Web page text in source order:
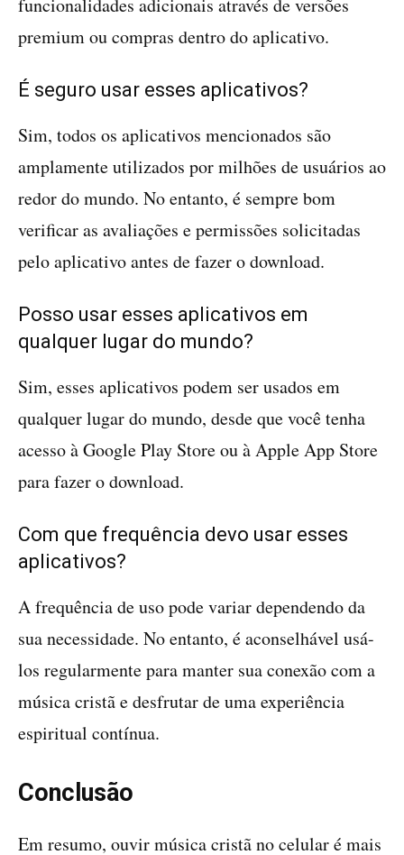
funcionalidades adicionais através de versões
premium ou compras dentro do aplicativo.
É seguro usar esses aplicativos?
Sim, todos os aplicativos mencionados são
amplamente utilizados por milhões de usuários ao
redor do mundo. No entanto, é sempre bom
verificar as avaliações e permissões solicitadas
pelo aplicativo antes de fazer o download.
Posso usar esses aplicativos em
qualquer lugar do mundo?
Sim, esses aplicativos podem ser usados em
qualquer lugar do mundo, desde que você tenha
acesso à Google Play Store ou à Apple App Store
para fazer o download.
Com que frequência devo usar esses
aplicativos?
A frequência de uso pode variar dependendo da
sua necessidade. No entanto, é aconselhável usá-
los regularmente para manter sua conexão com a
música cristã e desfrutar de uma experiência
espiritual contínua.
Conclusão
Em resumo, ouvir música cristã no celular é mais